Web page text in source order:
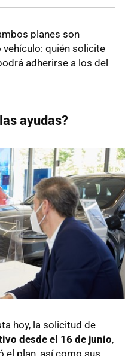
planes son
quién solicite
adherirse a los del
ayudas?
hoy, la solicitud de
desde el 16 de junio,
el plan, así como sus